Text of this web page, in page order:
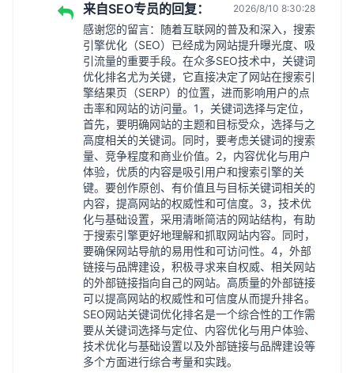
来自SEO专员的回复： 2026/8/10 8:30:28
感谢您的留言：随着互联网的普及和深入，搜索
引擎优化（SEO）已经成为网站提升曝光度、吸
引流量的重要手段。在众多SEO技术中，关键词
优化排名尤为关键，它直接决定了网站在搜索引
擎结果页（SERP）的位置，进而影响用户的点
击率和网站的访问量。1，关键词选择与定位，
首先，要明确网站的主题和目标受众，选择与之
高度相关的关键词。同时，要考虑关键词的搜索
量、竞争程度和商业价值。2，内容优化与用户
体验，优质的内容是吸引用户和搜索引擎的关
键。要创作原创、有价值且与目标关键词相关的
内容，提高网站的权威性和可信度。3，技术优
化与基础设置，采用清晰简洁的网站结构，有助
于搜索引擎更好地理解和抓取网站内容。同时，
要确保网站导航的易用性和可访问性。4，外部
链接与品牌建设，积极寻求来自权威、相关网站
的外部链接指向自己的网站。高质量的外部链接
可以提高网站的权威性和可信度从而提升排名。
SEO网站关键词优化排名是一个综合性的工作需
要从关键词选择与定位、内容优化与用户体验、
技术优化与基础设置以及外部链接与品牌建设等
多个方面进行综合考量和实践。